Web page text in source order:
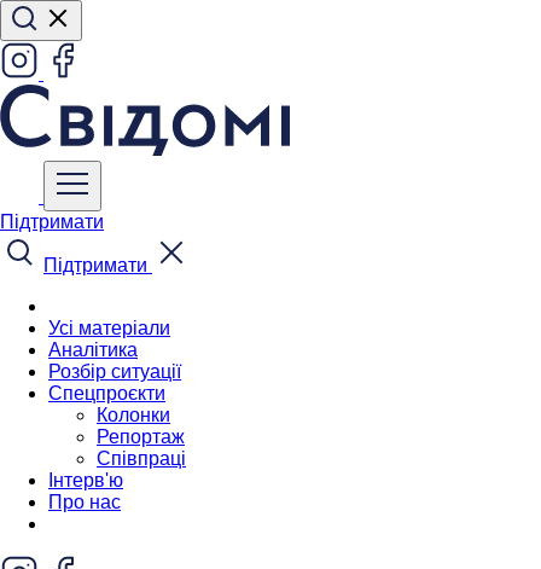
Підтримати
Підтримати
Усі матеріали
Аналітика
Розбір ситуації
Спецпроєкти
Колонки
Репортаж
Співпраці
Інтерв'ю
Про нас